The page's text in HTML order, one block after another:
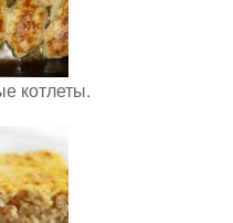
котлеты.